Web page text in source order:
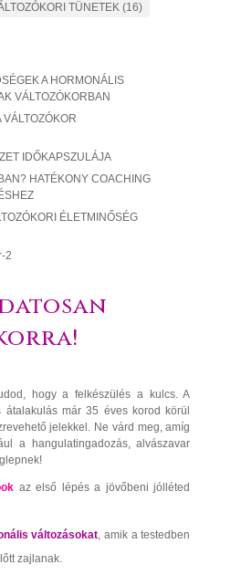
TÜNETEK(16)
A HORMONÁLIS
VÁLTOZÓKORBAN
VÁLTOZÓKOR
IDŐKAPSZULÁJA
HATÉKONY COACHING
ÉLETMINŐSÉG
hogy a felkészülés a kulcs. A
már 35 éves korod körül
jelekkel. Ne várd meg, amíg
a hangulatingadozás, alvászavar
az első lépés a jövőbeni jólléted
változásokat, amik a testedben
zajlanak.